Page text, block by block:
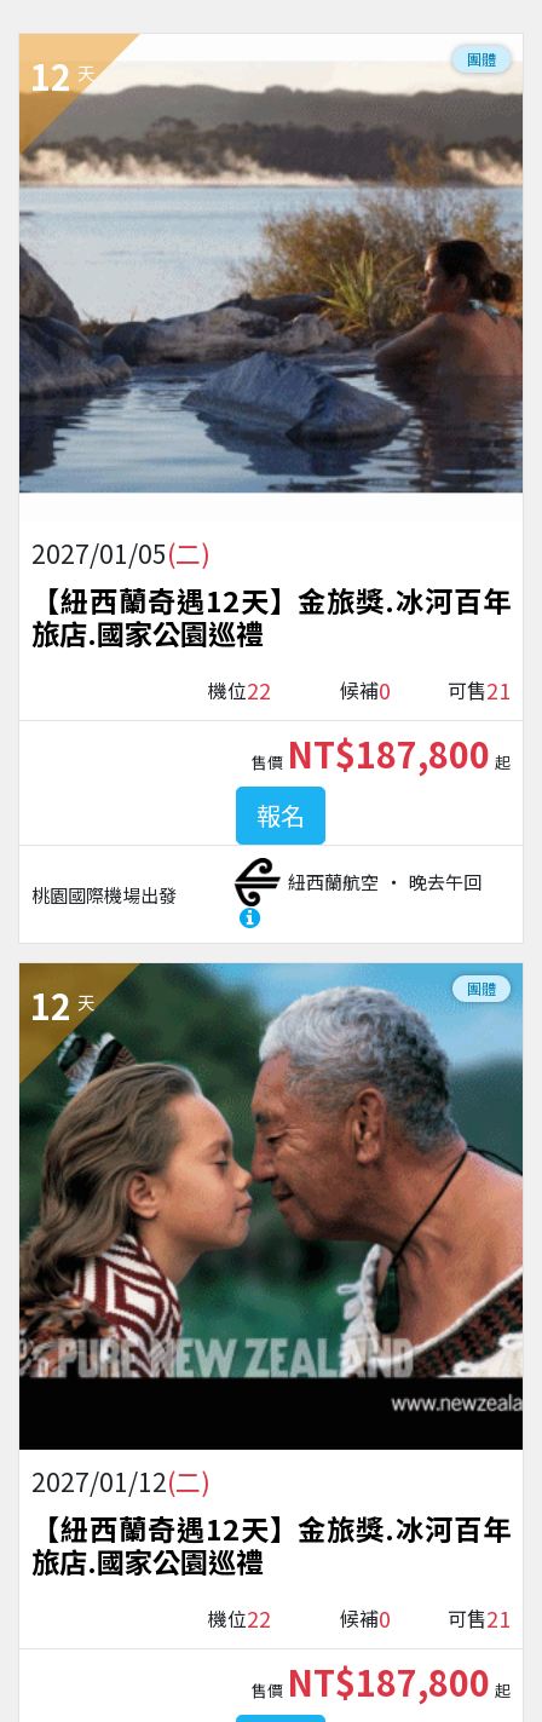
12 天
團體
2027/01/05(二)
【紐西蘭奇遇12天】金旅獎.冰河百年
旅店.國家公園巡禮
機位22 候補0 可售21
桃園國際機場出發
紐西蘭航空 晚去午回
售價 NT$187,800 起
報名
12 天
團體
2027/01/12(二)
【紐西蘭奇遇12天】金旅獎.冰河百年
旅店.國家公園巡禮
機位22 候補0 可售21
售價 NT$187,800 起